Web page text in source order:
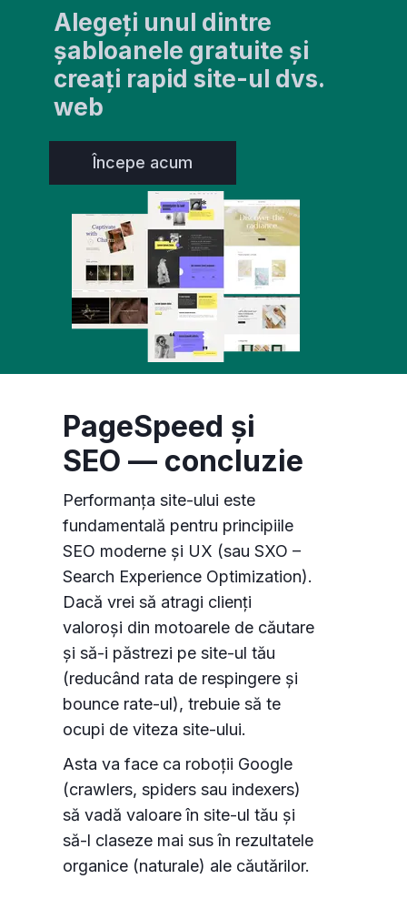
Alegeți unul dintre
șabloanele gratuite și
creați rapid site-ul dvs.
web
Începe acum
PageSpeed și
SEO — concluzie
Performanța site-ului este
fundamentală pentru principiile
SEO moderne și UX (sau SXO –
Search Experience Optimization).
Dacă vrei să atragi clienți
valoroși din motoarele de căutare
și să-i păstrezi pe site-ul tău
(reducând rata de respingere și
bounce rate-ul), trebuie să te
ocupi de viteza site-ului.
Asta va face ca roboții Google
(crawlers, spiders sau indexers)
să vadă valoare în site-ul tău și
să-l claseze mai sus în rezultatele
organice (naturale) ale căutărilor.